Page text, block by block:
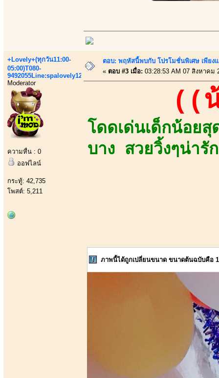
+Lovely+(ทุกวัน11:00-
05:00)T080-
9492055Line:spalovely123
Moderator
ความหื่น : 0
ออฟไลน์
กระทู้: 42,735
โพสต์: 5,211
ตอบ: พฤหัสนี้พบกับ โปรโมชั่นพิเศษ เพียง
« ตอบ #3 เมื่อ: 03:28:53 AM 07 สิงหาคม
((
โดดเด่นเด็กน้อย
บาง สวยวิ้งๆน่า
ภาพนี้ได้ถูกเปลี่ยนขนาด ขนาดต้นฉบับคือ